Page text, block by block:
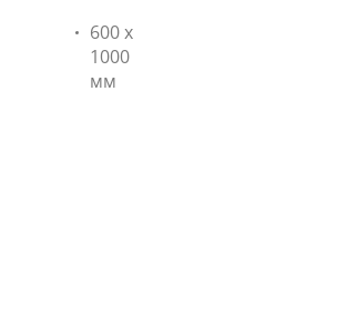
600 х
1000
мм